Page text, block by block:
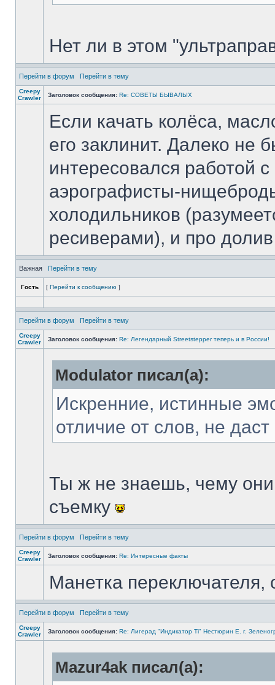
Нет ли в этом
Перейти в форум Перейти в тему
Creepy
Crawler
Заголовок сообщения: Re: СОВЕТЫ БЫВАЛЫХ
Если качать колёса,
его заклинит. Далеко не
интересовался работой
аэрографисты-
холодильников
ресиверами), и про
Важная Перейти в тему
Гость [ Перейти к сообщению ]
Перейти в форум Перейти в тему
Creepy
Crawler
Заголовок сообщения: Re: Легендарный Streetstepper теперь и в России!
Modulator писал(а):
Искренние, истинные
отличие от слов, не
Ты ж не знаешь, чему
съемку
Перейти в форум Перейти в тему
Creepy
Crawler
Заголовок сообщения: Re: Интересные факты
Манетка переключателя,
Перейти в форум Перейти в тему
Creepy
Crawler
Заголовок сообщения: Re: Лигерад "Индикатор Ti" Нестюрин Е. г.
Mazur4ak писал(а):